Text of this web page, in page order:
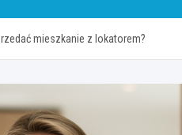
mieszkanie z lokatorem?